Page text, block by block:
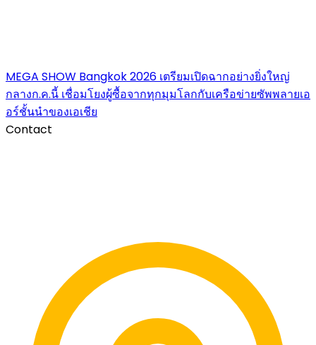
MEGA SHOW Bangkok 2026 เตรียมเปิดฉากอย่างยิ่งใหญ่
กลางก.ค.นี้ เชื่อมโยงผู้ซื้อจากทุกมุมโลกกับเครือข่ายซัพพลายเอ
อร์ชั้นนำของเอเชีย
Contact